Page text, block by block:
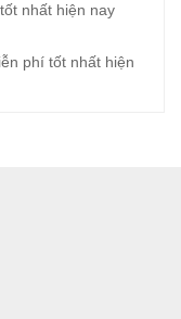
nhất hiện nay
phí tốt nhất hiện